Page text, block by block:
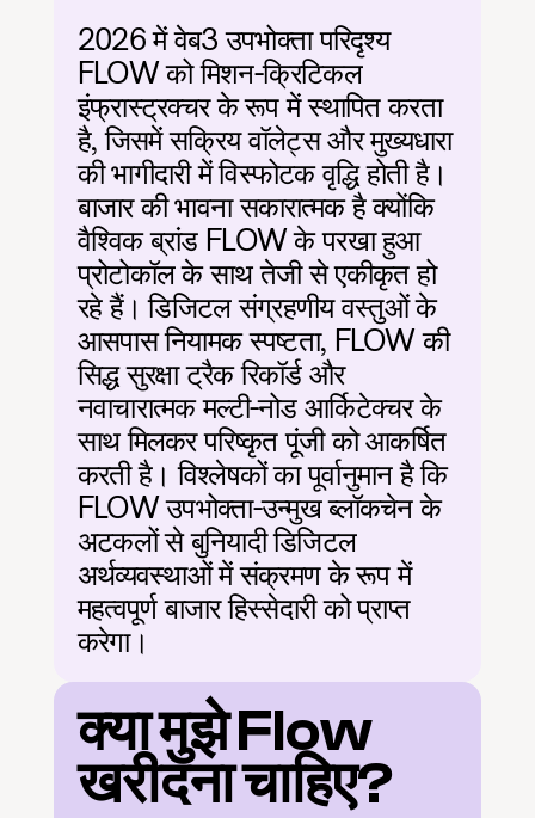
2026 में वेब3 उपभोक्ता परिदृश्य
FLOW को मिशन-क्रिटिकल
इंफ्रास्ट्रक्चर के रूप में स्थापित करता
है, जिसमें सक्रिय वॉलेट्स और मुख्यधारा
की भागीदारी में विस्फोटक वृद्धि होती है।
बाजार की भावना सकारात्मक है क्योंकि
वैश्विक ब्रांड FLOW के परखा हुआ
प्रोटोकॉल के साथ तेजी से एकीकृत हो
रहे हैं। डिजिटल संग्रहणीय वस्तुओं के
आसपास नियामक स्पष्टता, FLOW की
सिद्ध सुरक्षा ट्रैक रिकॉर्ड और
नवाचारात्मक मल्टी-नोड आर्किटेक्चर के
साथ मिलकर परिष्कृत पूंजी को आकर्षित
करती है। विश्लेषकों का पूर्वानुमान है कि
FLOW उपभोक्ता-उन्मुख ब्लॉकचेन के
अटकलों से बुनियादी डिजिटल
अर्थव्यवस्थाओं में संक्रमण के रूप में
महत्वपूर्ण बाजार हिस्सेदारी को प्राप्त
करेगा।
क्या मुझे Flow
खरीदना चाहिए?